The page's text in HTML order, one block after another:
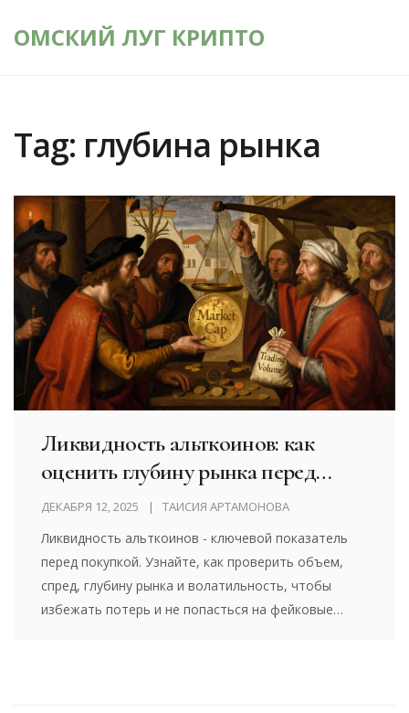
ОМСКИЙ ЛУГ КРИПТО
Tag: глубина рынка
Ликвидность альткоинов: как
оценить глубину рынка перед
покупкой
ДЕКАБРЯ 12, 2025 ТАИСИЯ АРТАМОНОВА
Ликвидность альткоинов - ключевой показатель
перед покупкой. Узнайте, как проверить объем,
спред, глубину рынка и волатильность, чтобы
избежать потерь и не попасться на фейковые